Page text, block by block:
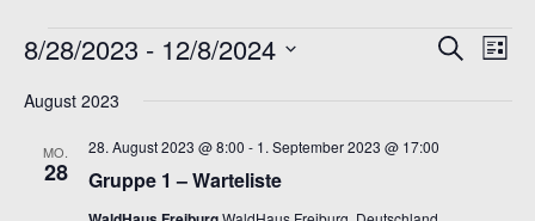
VERANSTALTUNGEN
SUCHE
SucheListe
8/28/2023 - 12/8/2024
wählen.
August 2023
MO.
28 Gruppe 1 – Warteliste
28. August 2023 @ 8:00 - 1. September 2023 @ 17:00